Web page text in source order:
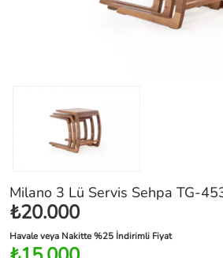
Milano 3 Lü Servis Sehpa TG-
₺20.000
Havale veya Nakitte %25 İndirimli Fiyat